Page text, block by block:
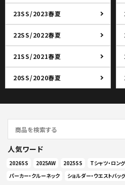
23SS/2023春夏
22SS/2022春夏
21SS/2021春夏
20SS/2020春夏
人気ワード
2026SS 2025AW 2025SS Tシャツ・ロン
パーカー・クルーネック
ショルダー・ウエストバッグ